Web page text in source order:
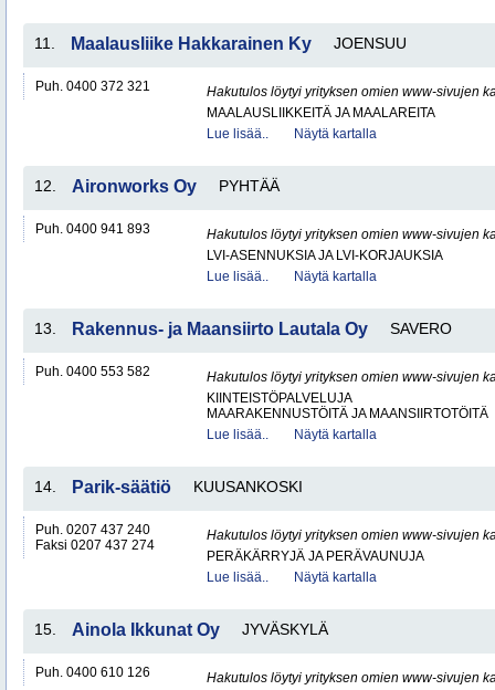
11. Maalausliike Hakkarainen Ky JOENSUU
Puh. 0400 372 321
Hakutulos löytyi yrityksen omien www-sivujen
MAALAUSLIIKKEITÄ JA MAALAREITA
Lue lisää..
Näytä kartalla
12. Aironworks Oy PYHTÄÄ
Puh. 0400 941 893
Hakutulos löytyi yrityksen omien www-sivujen
LVI-ASENNUKSIA JA LVI-KORJAUKSIA
Lue lisää..
Näytä kartalla
13. Rakennus- ja Maansiirto Lautala Oy SAVERO
Puh. 0400 553 582
Hakutulos löytyi yrityksen omien www-sivujen
KIINTEISTÖPALVELUJA
MAARAKENNUSTÖITÄ JA MAANSIIRTOTÖITÄ
Lue lisää..
Näytä kartalla
14. Parik-säätiö KUUSANKOSKI
Puh. 0207 437 240
Faksi 0207 437 274
Hakutulos löytyi yrityksen omien www-sivujen
PERÄKÄRRYJÄ JA PERÄVAUNUJA
Lue lisää..
Näytä kartalla
15. Ainola Ikkunat Oy JYVÄSKYLÄ
Puh. 0400 610 126
Hakutulos löytyi yrityksen omien www-sivujen